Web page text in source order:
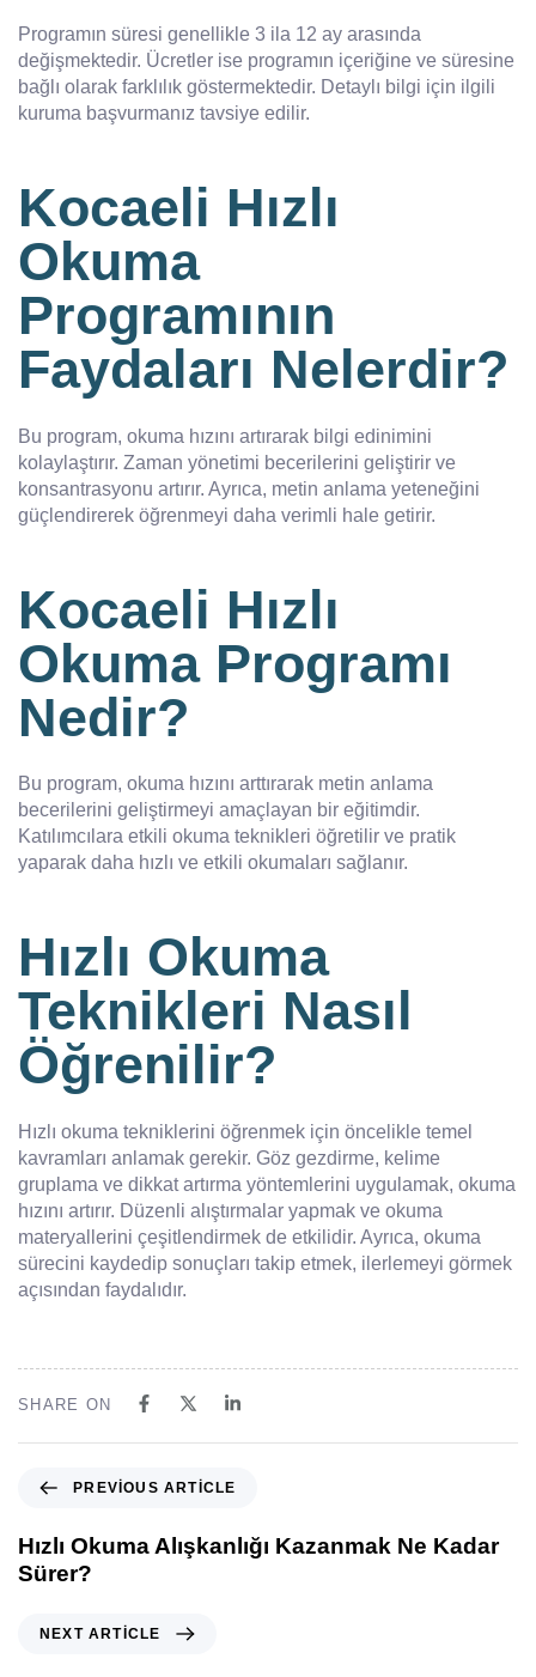
Programın süresi genellikle 3 ila 12 ay arasında
değişmektedir. Ücretler ise programın içeriğine ve süresine
bağlı olarak farklılık göstermektedir. Detaylı bilgi için ilgili
kuruma başvurmanız tavsiye edilir.
Kocaeli Hızlı
Okuma
Programının
Faydaları Nelerdir?
Bu program, okuma hızını artırarak bilgi edinimini
kolaylaştırır. Zaman yönetimi becerilerini geliştirir ve
konsantrasyonu artırır. Ayrıca, metin anlama yeteneğini
güçlendirerek öğrenmeyi daha verimli hale getirir.
Kocaeli Hızlı
Okuma Programı
Nedir?
Bu program, okuma hızını arttırarak metin anlama
becerilerini geliştirmeyi amaçlayan bir eğitimdir.
Katılımcılara etkili okuma teknikleri öğretilir ve pratik
yaparak daha hızlı ve etkili okumaları sağlanır.
Hızlı Okuma
Teknikleri Nasıl
Öğrenilir?
Hızlı okuma tekniklerini öğrenmek için öncelikle temel
kavramları anlamak gerekir. Göz gezdirme, kelime
gruplama ve dikkat artırma yöntemlerini uygulamak, okuma
hızını artırır. Düzenli alıştırmalar yapmak ve okuma
materyallerini çeşitlendirmek de etkilidir. Ayrıca, okuma
sürecini kaydedip sonuçları takip etmek, ilerlemeyi görmek
açısından faydalıdır.
SHARE ON
PREVIOUS ARTICLE
Hızlı Okuma Alışkanlığı Kazanmak Ne Kadar
Sürer?
NEXT ARTICLE